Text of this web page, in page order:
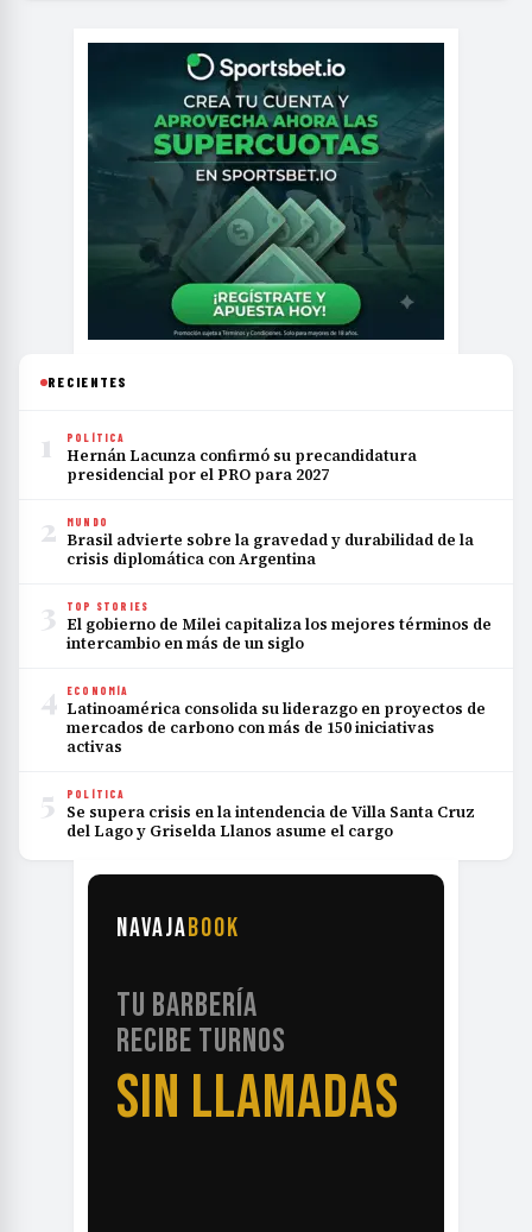
RECIENTES
1 POLÍTICA
Hernán Lacunza confirmó su precandidatura
presidencial por el PRO para 2027
2 MUNDO
Brasil advierte sobre la gravedad y durabilidad de la
crisis diplomática con Argentina
3 TOP STORIES
El gobierno de Milei capitaliza los mejores términos de
intercambio en más de un siglo
4 ECONOMÍA
Latinoamérica consolida su liderazgo en proyectos de
mercados de carbono con más de 150 iniciativas
activas
5 POLÍTICA
Se supera crisis en la intendencia de Villa Santa Cruz
del Lago y Griselda Llanos asume el cargo
NAVAJABOOK
TU BARBERÍA
RECIBE TURNOS
SIN LLAMADAS